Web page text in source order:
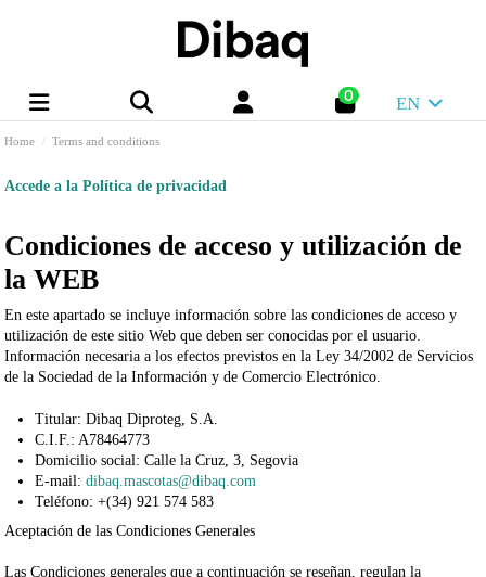
0 EN
Home Terms and conditions
Accede a la Política de privacidad
Condiciones de acceso y utilización de
la WEB
En este apartado se incluye información sobre las condiciones de acceso y
utilización de este sitio Web que deben ser conocidas por el usuario.
Información necesaria a los efectos previstos en la Ley 34/2002 de Servicios
de la Sociedad de la Información y de Comercio Electrónico.
Titular: Dibaq Diproteg, S.A.
C.I.F.: A78464773
Domicilio social: Calle la Cruz, 3, Segovia
E-mail: dibaq.mascotas@dibaq.com
Teléfono: +(34) 921 574 583
Aceptación de las Condiciones Generales
Las Condiciones generales que a continuación se reseñan, regulan la